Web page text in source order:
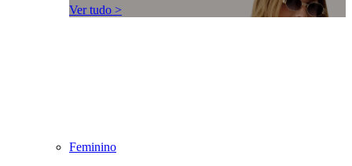
Ver tudo >
Feminino